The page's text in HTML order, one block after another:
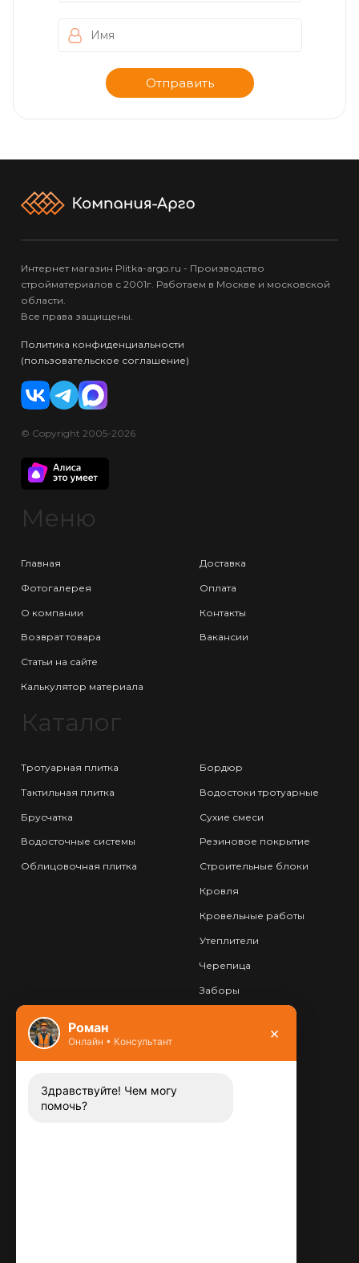
Интернет магазин Plitka-argo.ru - Производство
стройматериалов с 2001г. Работаем в Москве и московской
области.
Все права защищены.
Политика конфиденциальности
(пользовательское соглашение)
© Copyright 2005-2026
Меню
Главная
Фотогалерея
О компании
Возврат товара
Статьи на сайте
Калькулятор материала
Доставка
Оплата
Контакты
Вакансии
Каталог
Тротуарная плитка
Тактильная плитка
Брусчатка
Водосточные системы
Облицовочная плитка
Бордюр
Водостоки тротуарные
Сухие смеси
Резиновое покрытие
Строительные блоки
Кровля
Кровельные работы
Утеплители
Черепица
Заборы
Контакты
Заказать звонок
Роман
Онлайн • Консультант ×
Здравствуйте! Чем могу
помочь?